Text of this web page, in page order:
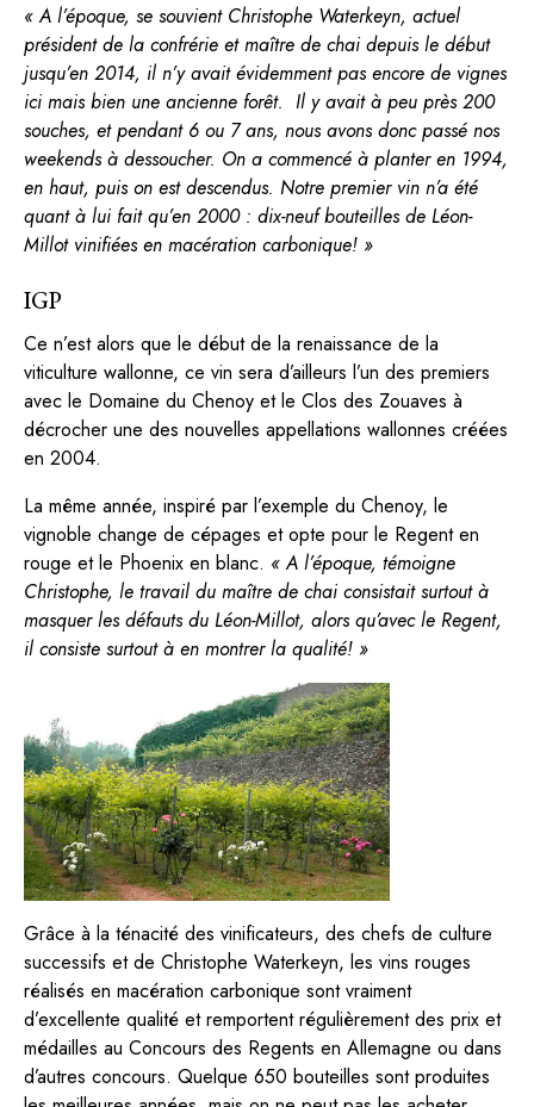
« A l’époque, se souvient Christophe Waterkeyn, actuel
président de la confrérie et maître de chai depuis le début
jusqu’en 2014, il n’y avait évidemment pas encore de vignes
ici mais bien une ancienne forêt. Il y avait à peu près 200
souches, et pendant 6 ou 7 ans, nous avons donc passé nos
weekends à dessoucher. On a commencé à planter en 1994,
en haut, puis on est descendus. Notre premier vin n’a été
quant à lui fait qu’en 2000 : dix-neuf bouteilles de Léon-
Millot vinifiées en macération carbonique! »
IGP
Ce n’est alors que le début de la renaissance de la
viticulture wallonne, ce vin sera d’ailleurs l’un des premiers
avec le Domaine du Chenoy et le Clos des Zouaves à
décrocher une des nouvelles appellations wallonnes créées
en 2004.
La même année, inspiré par l’exemple du Chenoy, le
vignoble change de cépages et opte pour le Regent en
rouge et le Phoenix en blanc. « A l’époque, témoigne
Christophe, le travail du maître de chai consistait surtout à
masquer les défauts du Léon-Millot, alors qu’avec le Regent,
il consiste surtout à en montrer la qualité! »
Grâce à la ténacité des vinificateurs, des chefs de culture
successifs et de Christophe Waterkeyn, les vins rouges
réalisés en macération carbonique sont vraiment
d’excellente qualité et remportent régulièrement des prix et
médailles au Concours des Regents en Allemagne ou dans
d’autres concours. Quelque 650 bouteilles sont produites